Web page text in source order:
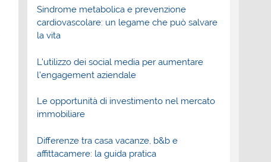
Sindrome metabolica e prevenzione
cardiovascolare: un legame che può salvare
la vita
L’utilizzo dei social media per aumentare
l’engagement aziendale
Le opportunità di investimento nel mercato
immobiliare
Differenze tra casa vacanze, b&b e
affittacamere: la guida pratica